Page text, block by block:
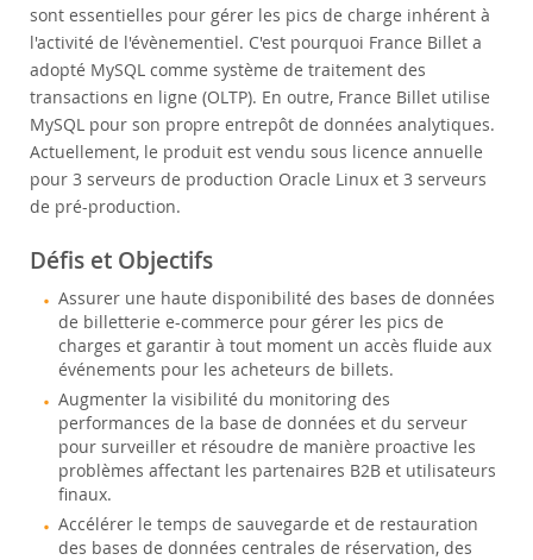
sont essentielles pour gérer les pics de charge inhérent à
l'activité de l'évènementiel. C'est pourquoi France Billet a
adopté MySQL comme système de traitement des
transactions en ligne (OLTP). En outre, France Billet utilise
MySQL pour son propre entrepôt de données analytiques.
Actuellement, le produit est vendu sous licence annuelle
pour 3 serveurs de production Oracle Linux et 3 serveurs
de pré-production.
Défis et Objectifs
Assurer une haute disponibilité des bases de données
de billetterie e-commerce pour gérer les pics de
charges et garantir à tout moment un accès fluide aux
événements pour les acheteurs de billets.
Augmenter la visibilité du monitoring des
performances de la base de données et du serveur
pour surveiller et résoudre de manière proactive les
problèmes affectant les partenaires B2B et utilisateurs
finaux.
Accélérer le temps de sauvegarde et de restauration
des bases de données centrales de réservation, des